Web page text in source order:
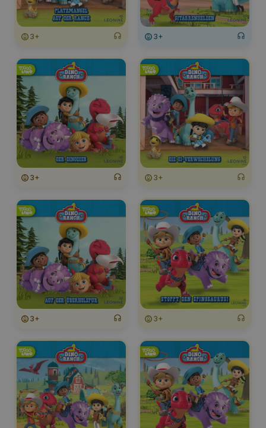
3+ 3+
3+ 3+
3+ 3+